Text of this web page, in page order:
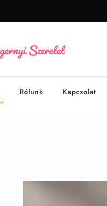
Rólunk Kapcsolat